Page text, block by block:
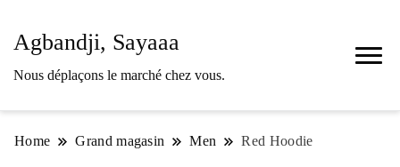
Agbandji, Sayaaa
Nous déplaçons le marché chez vous.
Home Grand magasin Men Red Hoodie